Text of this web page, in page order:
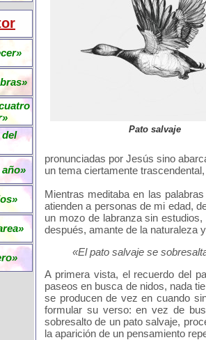
del
Pato salvaje
pronunciadas por Jesús sino
un tema ciertamente
Mientras meditaba en las
atienden a personas de mi edad,
un mozo de labranza sin
después, amante de la naturaleza
«El pato salvaje se
A primera vista, el recuerdo del
paseos en busca de nidos, nada
se producen de vez en cuando
formular su verso: en vez de
sobresalto de un pato salvaje,
la aparición de un pensamiento